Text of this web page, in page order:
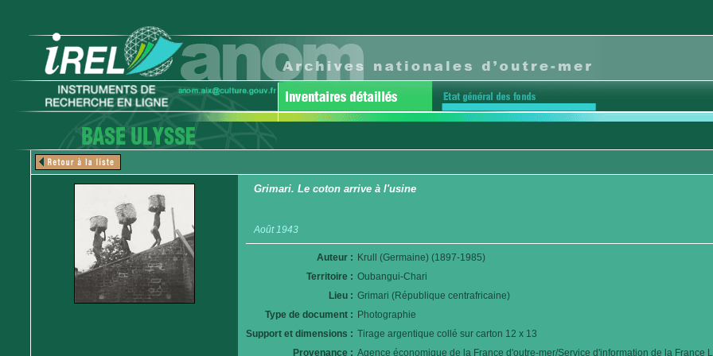
Grimari. Le coton arrive à l'usine
Août 1943
Auteur : Krull (Germaine) (1897-1985)
Territoire : Oubangui-Chari
Lieu : Grimari (République centrafricaine)
Type de document : Photographie
Support et dimensions : Tirage argentique collé sur carton 12 x 13
Provenance : Agence économique de la France d'outre-mer/Service d'information de la France